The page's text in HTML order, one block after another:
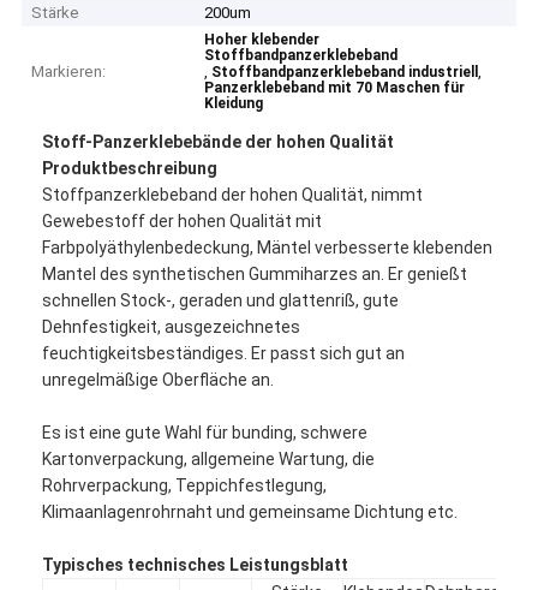
Stärke
200um
Markieren:
Hoher klebender
Stoffbandpanzerklebeband
, Stoffbandpanzerklebeband industriell,
Panzerklebeband mit 70 Maschen für
Kleidung
Stoff-Panzerklebebände der hohen Qualität
Produktbeschreibung
Stoffpanzerklebeband der hohen Qualität, nimmt
Gewebestoff der hohen Qualität mit
Farbpolyäthylenbedeckung, Mäntel verbesserte klebenden
Mantel des synthetischen Gummiharzes an. Er genießt
schnellen Stock-, geraden und glattenriß, gute
Dehnfestigkeit, ausgezeichnetes
feuchtigkeitsbeständiges. Er passt sich gut an
unregelmäßige Oberfläche an.
Es ist eine gute Wahl für bunding, schwere
Kartonverpackung, allgemeine Wartung, die
Rohrverpackung, Teppichfestlegung,
Klimaanlagenrohrnaht und gemeinsame Dichtung etc.
Typisches technisches Leistungsblatt